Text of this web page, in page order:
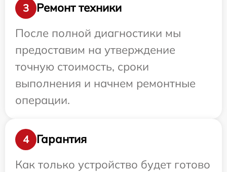
3
Ремонт техники
После полной диагностики мы
предоставим на утверждение
точную стоимость, сроки
выполнения и начнем ремонтные
операции.
4
Гарантия
Как только устройство будет готово